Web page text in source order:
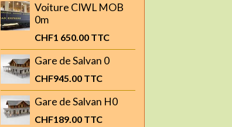
Voiture CIWL MOB
0m
CHF1 650.00 TTC
Gare de Salvan 0
CHF945.00 TTC
Gare de Salvan H0
CHF189.00 TTC